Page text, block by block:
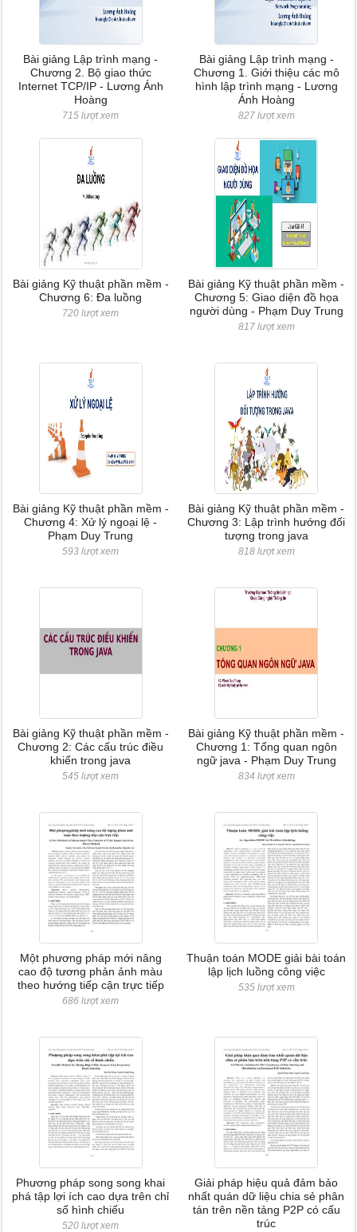
Bài giảng Lập trình mạng -
Chương 2. Bộ giao thức
Internet TCP/IP - Lương Ánh
Hoàng
715 lượt xem
Bài giảng Lập trình mạng -
Chương 1. Giới thiệu các mô
hình lập trình mạng - Lương
Ánh Hoàng
827 lượt xem
Bài giảng Kỹ thuật phần mềm -
Chương 6: Đa luồng
720 lượt xem
Bài giảng Kỹ thuật phần mềm -
Chương 5: Giao diện đồ họa
người dùng - Phạm Duy Trung
817 lượt xem
Bài giảng Kỹ thuật phần mềm -
Chương 4: Xử lý ngoại lệ -
Phạm Duy Trung
593 lượt xem
Bài giảng Kỹ thuật phần mềm -
Chương 3: Lập trình hướng đối
tượng trong java
818 lượt xem
Bài giảng Kỹ thuật phần mềm -
Chương 2: Các cấu trúc điều
khiển trong java
545 lượt xem
Bài giảng Kỹ thuật phần mềm -
Chương 1: Tổng quan ngôn
ngữ java - Phạm Duy Trung
834 lượt xem
Một phương pháp mới nâng
cao độ tương phản ảnh màu
theo hướng tiếp cận trực tiếp
686 lượt xem
Thuận toán MODE giải bài toán
lập lịch luồng công việc
535 lượt xem
Phương pháp song song khai
phá tập lợi ích cao dựa trên chỉ
số hình chiếu
520 lượt xem
Giải pháp hiệu quả đảm bảo
nhất quán dữ liệu chia sẻ phân
tán trên nền tảng P2P có cấu
trúc